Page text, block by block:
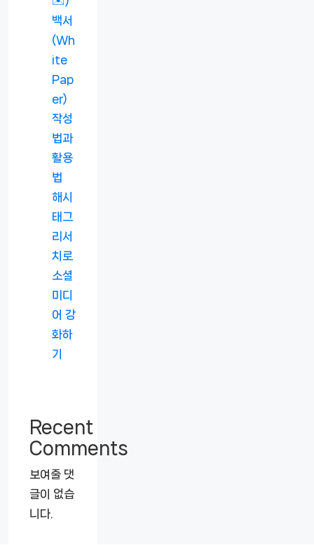
백서
(Wh
ite
Pap
er)
작성
법과
활용
법
해시
태그
리서
치로
소셜
미디
어 강
화하
기
Recent
Comments
보여줄 댓
글이 없습
니다.